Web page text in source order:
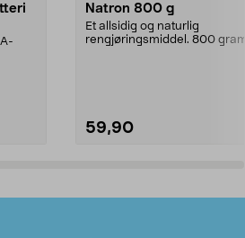
Natron 800 g
Et allsidig og naturlig
rengjøringsmiddel. 800 gram
59,90